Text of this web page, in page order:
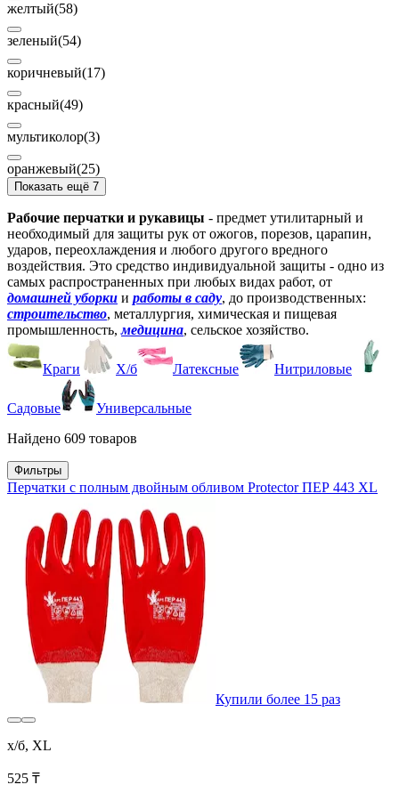
желтый(58)
зеленый(54)
коричневый(17)
красный(49)
мультиколор(3)
оранжевый(25)
Показать ещё 7
Рабочие перчатки и рукавицы - предмет утилитарный и
необходимый для защиты рук от ожогов, порезов, царапин,
ударов, переохлаждения и любого другого вредного
воздействия. Это средство индивидуальной защиты - одно из
самых распространенных при любых видах работ, от
домашней уборки и работы в саду, до производственных:
строительство, металлургия, химическая и пищевая
промышленность,медицина, сельское хозяйство.
Краги Х/б Латексные Нитриловые
Садовые
Универсальные
Найдено 609 товаров
Фильтры
Перчатки с полным двойным обливом Protector ПЕР 443 XL
Купили более 15 раз
х/б, XL
525 ₸